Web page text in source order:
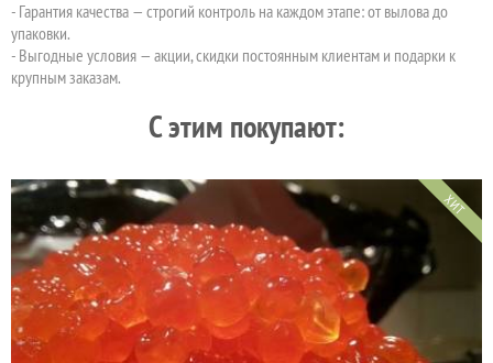
- Гарантия качества — строгий контроль на каждом этапе: от вылова до
упаковки.
- Выгодные условия — акции, скидки постоянным клиентам и подарки к
крупным заказам.
C этим покупают:
ХИТ